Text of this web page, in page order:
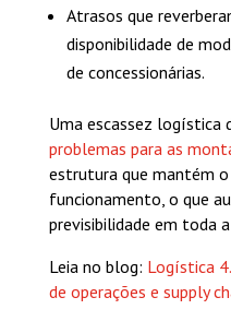
Atrasos que
disponibilidade de
de concessionárias.
Uma escassez logística
problemas para as
estrutura que mantém
funcionamento, o que
previsibilidade em toda a
Leia no blog: Logística
de operações e supply